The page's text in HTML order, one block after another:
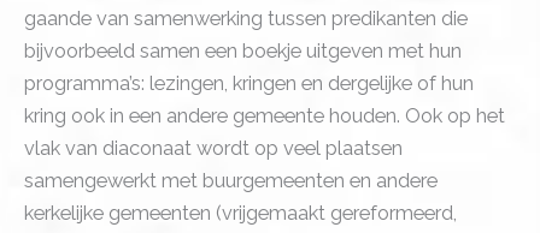
gaande van samenwerking tussen predikanten die
bijvoorbeeld samen een boekje uitgeven met hun
programma’s: lezingen, kringen en dergelijke of hun
kring ook in een andere gemeente houden. Ook op het
vlak van diaconaat wordt op veel plaatsen
samengewerkt met buurgemeenten en andere
kerkelijke gemeenten (vrijgemaakt gereformeerd,